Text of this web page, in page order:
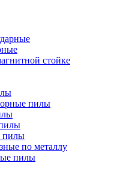
стойке
пилы
пилы
по металлу
пилы